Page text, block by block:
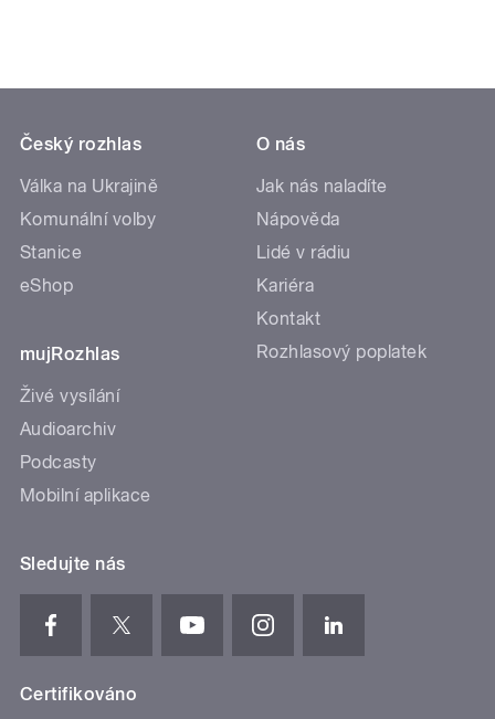
Český rozhlas
Válka na Ukrajině
Komunální volby
Stanice
eShop
mujRozhlas
Živé vysílání
Audioarchiv
Podcasty
Mobilní aplikace
O nás
Jak nás naladíte
Nápověda
Lidé v rádiu
Kariéra
Kontakt
Rozhlasový poplatek
Sledujte nás
Certifikováno